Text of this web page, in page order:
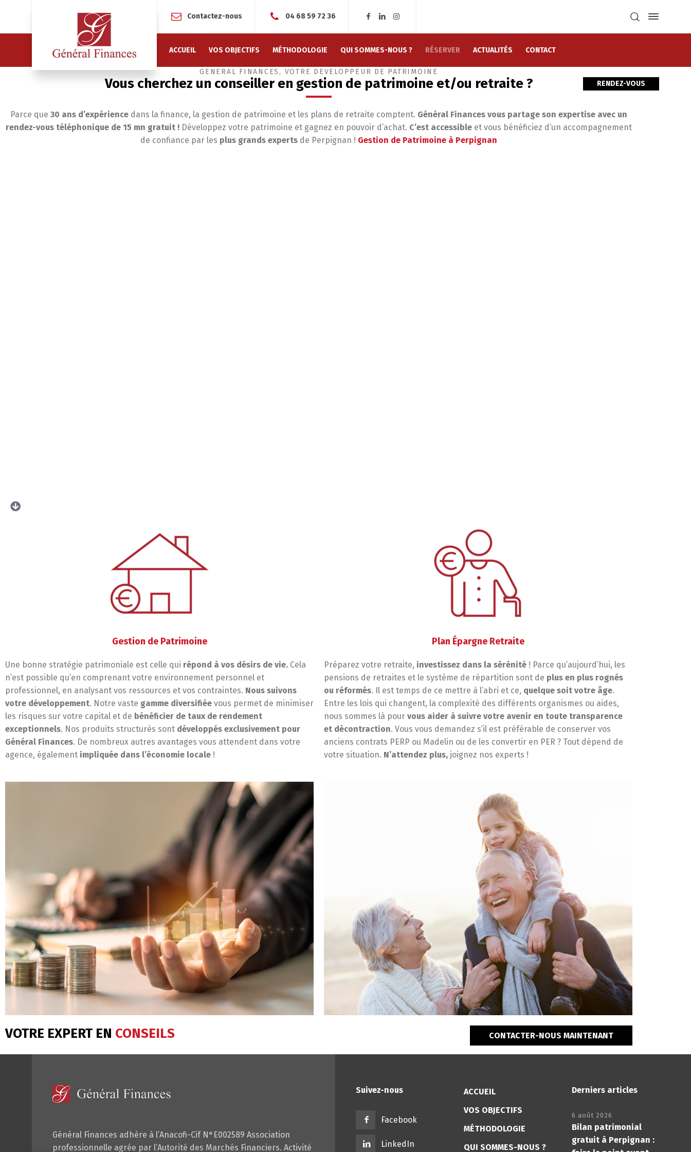
Contactez-nous 04 68 59 72 36
ACCUEIL VOS OBJECTIFS MÉTHODOLOGIE QUI SOMMES-NOUS ? RÉSERVER ACTUALITÉS CONTACT
RENDEZ-VOUS
Gestion de patrimoine et préparation de la retraite
GÉNÉRAL FINANCES, VOTRE DÉVELOPPEUR DE PATRIMOINE
Vous cherchez un conseiller en gestion de patrimoine et/ou retraite ?
Parce que 30 ans d’expérience dans la finance, la gestion de patrimoine et les plans de retraite comptent. Général Finances vous partage son expertise avec un
rendez-vous téléphonique de 15 mn gratuit ! Développez votre patrimoine et gagnez en pouvoir d’achat. C’est accessible et vous bénéficiez d’un accompagnement
de confiance par les plus grands experts de Perpignan ! Gestion de Patrimoine à Perpignan
Gestion de Patrimoine
Une bonne stratégie patrimoniale est celle qui répond à vos désirs de vie. Cela
n’est possible qu’en comprenant votre environnement personnel et
professionnel, en analysant vos ressources et vos contraintes. Nous suivons
votre développement. Notre vaste gamme diversifiée vous permet de minimiser
les risques sur votre capital et de bénéficier de taux de rendement
exceptionnels. Nos produits structurés sont développés exclusivement pour
Général Finances. De nombreux autres avantages vous attendent dans votre
agence, également impliquée dans l’économie locale !
Plan Épargne Retraite
Préparez votre retraite, investissez dans la sérénité ! Parce qu’aujourd’hui, les
pensions de retraites et le système de répartition sont de plus en plus rognés
ou réformés. Il est temps de ce mettre à l’abri et ce, quelque soit votre âge.
Entre les lois qui changent, la complexité des différents organismes ou aides,
nous sommes là pour vous aider à suivre votre avenir en toute transparence
et décontraction. Vous vous demandez s’il est préférable de conserver vos
anciens contrats PERP ou Madelin ou de les convertir en PER ? Tout dépend de
votre situation. N’attendez plus, joignez nos experts !
VOTRE EXPERT EN CONSEILS CONTACTER-NOUS MAINTENANT
Général Finances adhère à l’Anacofi-Cif N°E002589 Association
professionnelle agrée par l’Autorité des Marchés Financiers. Activité
Suivez-nous
Facebook
LinkedIn
ACCUEIL
VOS OBJECTIFS
MÉTHODOLOGIE
QUI SOMMES-NOUS ?
Derniers articles
6 août 2026
Bilan patrimonial
gratuit à Perpignan :